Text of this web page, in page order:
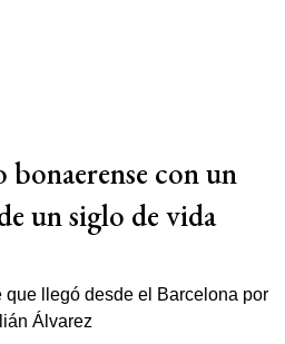
con un
un siglo de vida